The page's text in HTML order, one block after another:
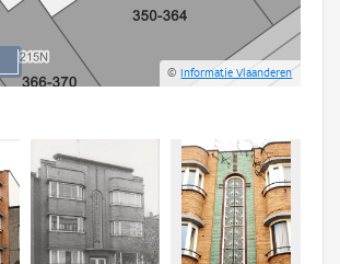
©Informatie Vlaanderen